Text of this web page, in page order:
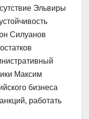
Эльвиры
Силуанов
Максим
бизнеса
работать